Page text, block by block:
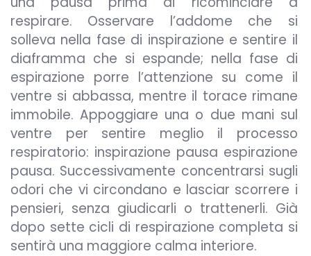
respirare. Osservare l’addome che si
solleva nella fase di inspirazione e sentire il
diaframma che si espande; nella fase di
espirazione porre l’attenzione su come il
ventre si abbassa, mentre il torace rimane
immobile. Appoggiare una o due mani sul
ventre per sentire meglio il processo
respiratorio: inspirazione pausa espirazione
pausa. Successivamente concentrarsi sugli
odori che vi circondano e lasciar scorrere i
pensieri, senza giudicarli o trattenerli. Già
dopo sette cicli di respirazione completa si
sentirà una maggiore calma interiore.